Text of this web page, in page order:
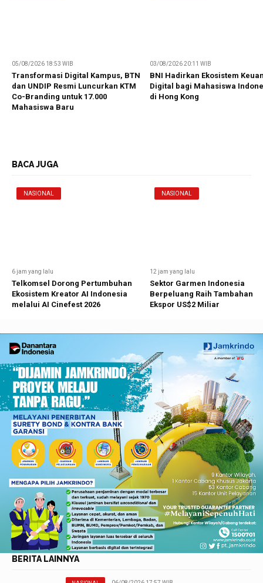
05/08/2026 18:53 WIB
Transformasi Digital Kampus, BTN
dan UNDIP Resmi Luncurkan KTM
Co-Branding untuk 17.000
Mahasiswa Baru
03/08/2026 20:11 WIB
BNI Hadirkan Ekosistem
Digital bagi Mahasiswa
di Hong Kong
BACA JUGA
NASIONAL
6 jam yang lalu
Telkomsel Dorong Pertumbuhan
Ekosistem Kreator AI Indonesia
melalui AI Cinefest 2026
NASIONAL
12 jam yang lalu
Sektor Garmen Indonesia
Berpeluang Raih Tambahan
Ekspor US$2 Miliar
BERITA LAINNYA